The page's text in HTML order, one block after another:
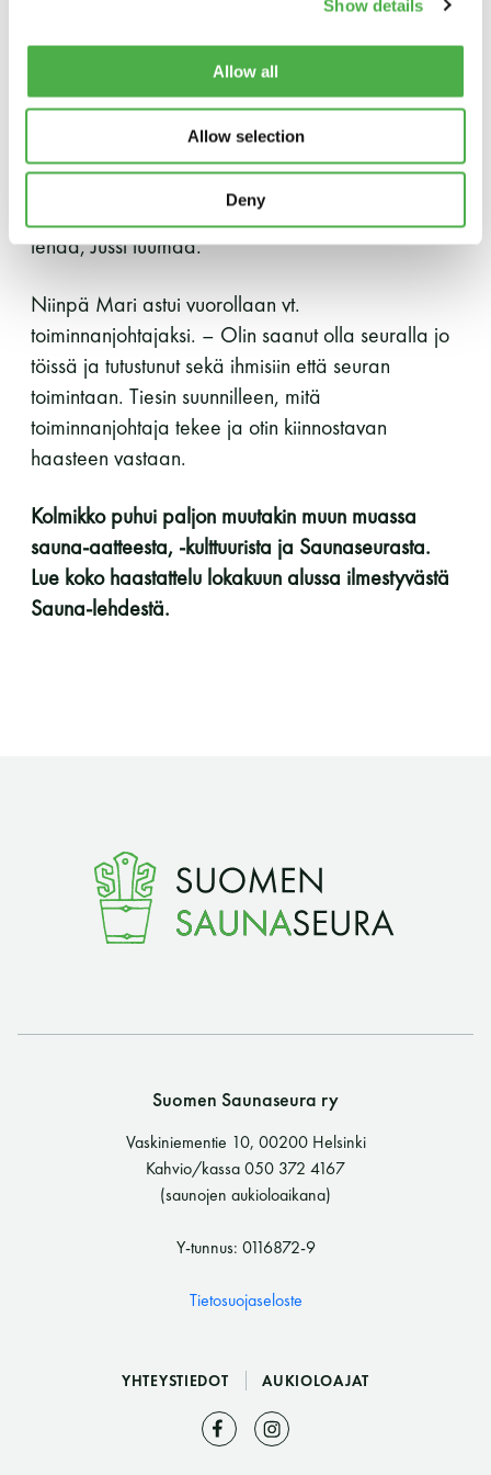
Show details
Allow all
Allow selection
Deny
Suomen Saunaseura vaalii perinteisiä, kohteliaita
saunomistapoja, joiden perustana on toisten
saunarauhan kunnioittaminen. Seura vaalii
saunakulttuuria ja pyrkii kehittämään suomalaista
saunaa ja edistämään sitä koskevaa tutkimusta.
LUE LISÄÄ
hankkeen projektikoordinaattoriksi.
Seuraava käänne tuli viime vuoden huhtikuussa,
kun Jussi jätti paikkansa.
työsuhteessa olevana saa tarjouksen hyvästä ja
jatkuvasta työsuhteesta, valinta on aika helppo
tehdä, Jussi tuumaa.
Niinpä Mari astui vuorollaan vt.
toiminnanjohtajaksi. – Olin saanut olla seuralla jo
töissä ja tutustunut sekä ihmisiin että seuran
toimintaan. Tiesin suunnilleen, mitä
toiminnanjohtaja tekee ja otin kiinnostavan
haasteen vastaan.
Kolmikko puhui paljon muutakin muun muassa
sauna-aatteesta, -kulttuurista ja Saunaseurasta.
Lue koko haastattelu lokakuun alussa ilmestyvästä
Sauna-lehdestä.
Suomen Saunaseura ry
Vaskiniementie 10, 00200 Helsinki
Kahvio/kassa 050 372 4167
(saunojen aukioloaikana)
Y-tunnus: 0116872-9
Tietosuojaseloste
YHTEYSTIEDOT AUKIOLOAJAT